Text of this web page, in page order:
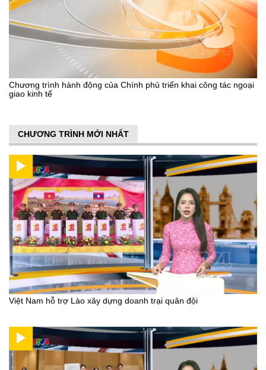
Chương trình hành động của Chính phủ triển khai công tác ngoại
giao kinh tế
CHƯƠNG TRÌNH MỚI NHẤT
Việt Nam hỗ trợ Lào xây dựng doanh trại quân đội